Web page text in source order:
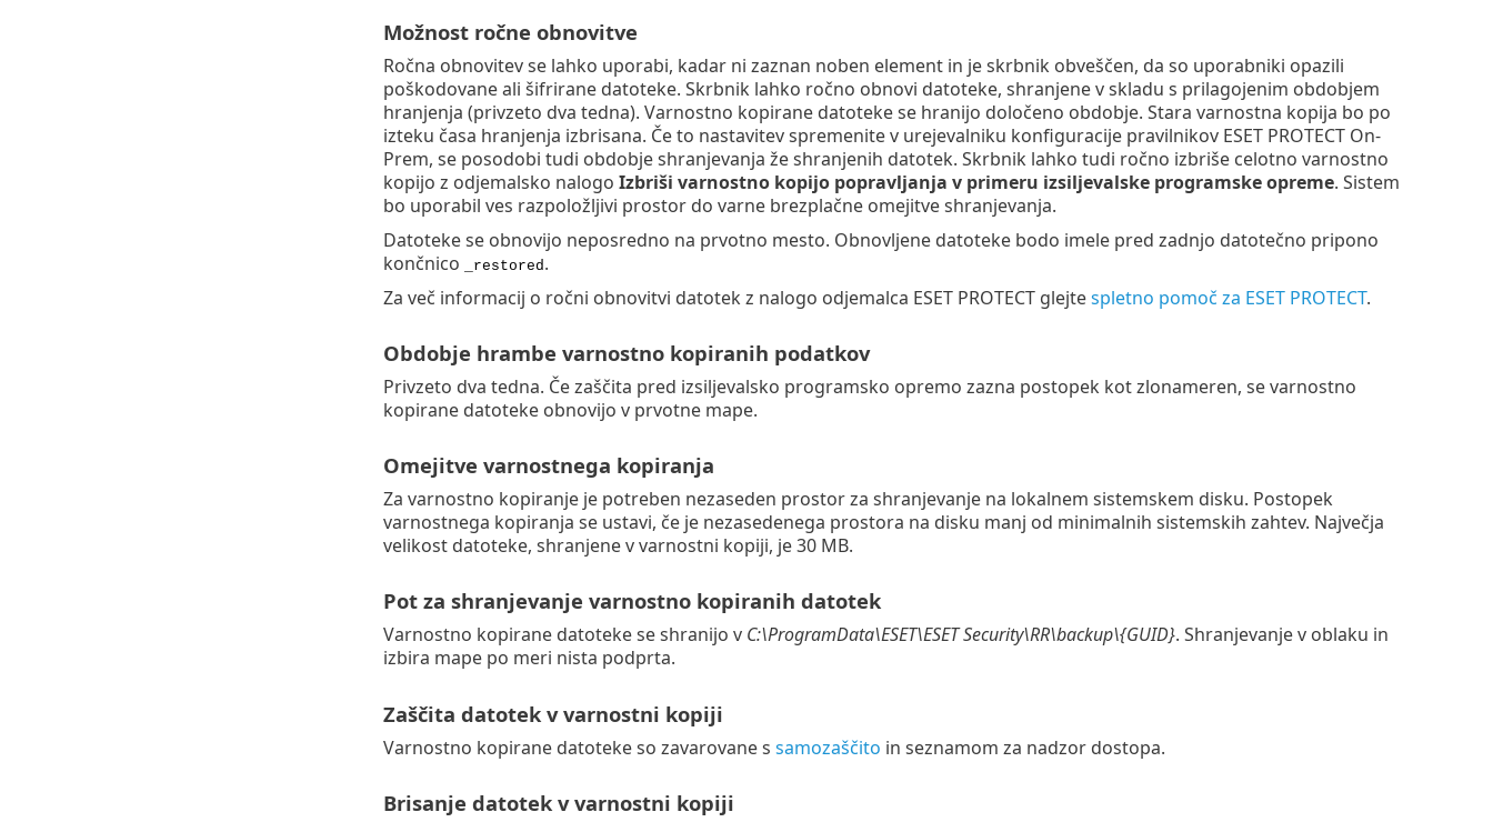
Možnost ročne obnovitve
Ročna obnovitev se lahko uporabi, kadar ni zaznan noben element in je skrbnik obveščen, da so uporabniki opazili
poškodovane ali šifrirane datoteke. Skrbnik lahko ročno obnovi datoteke, shranjene v skladu s prilagojenim obdobjem
hranjenja (privzeto dva tedna). Varnostno kopirane datoteke se hranijo določeno obdobje. Stara varnostna kopija bo po
izteku časa hranjenja izbrisana. Če to nastavitev spremenite v urejevalniku konfiguracije pravilnikov ESET PROTECT On-
Prem, se posodobi tudi obdobje shranjevanja že shranjenih datotek. Skrbnik lahko tudi ročno izbriše celotno varnostno
kopijo z odjemalsko nalogo Izbriši varnostno kopijo popravljanja v primeru izsiljevalske programske opreme. Sistem
bo uporabil ves razpoložljivi prostor do varne brezplačne omejitve shranjevanja.
Datoteke se obnovijo neposredno na prvotno mesto. Obnovljene datoteke bodo imele pred zadnjo datotečno pripono
končnico
_restored .
Za več informacij o ročni obnovitvi datotek z nalogo odjemalca ESET PROTECT glejtespletno pomoč za ESET PROTECT.
Obdobje hrambe varnostno kopiranih podatkov
Privzeto dva tedna. Če zaščita pred izsiljevalsko programsko opremo zazna postopek kot zlonameren, se varnostno
kopirane datoteke obnovijo v prvotne mape.
Omejitve varnostnega kopiranja
Za varnostno kopiranje je potreben nezaseden prostor za shranjevanje na lokalnem sistemskem disku. Postopek
varnostnega kopiranja se ustavi, če je nezasedenega prostora na disku manj od minimalnih sistemskih zahtev. Največja
velikost datoteke, shranjene v varnostni kopiji, je 30 MB.
Pot za shranjevanje varnostno kopiranih datotek
Varnostno kopirane datoteke se shranijo v C:\ProgramData\ESET\ESET Security\RR\backup\{GUID}. Shranjevanje v oblaku in
izbira mape po meri nista podprta.
Zaščita datotek v varnostni kopiji
Varnostno kopirane datoteke so zavarovane s samozaščito in seznamom za nadzor dostopa.
Brisanje datotek v varnostni kopiji